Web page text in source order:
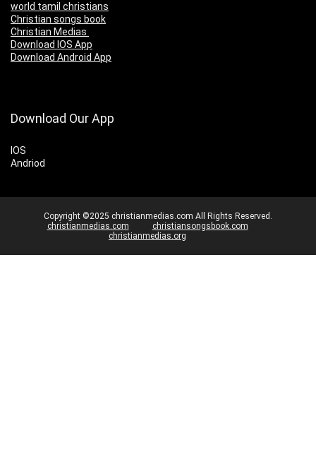
world tamil christians
Christian songs book
Christian Medias
Download IOS App
Download Android App
Download Our App
IOS
Andriod
Copyright ©2025 christianmedias.com All Rights Reserved.
christianmedias.com
christiansongsbook.com
christianmedias.org